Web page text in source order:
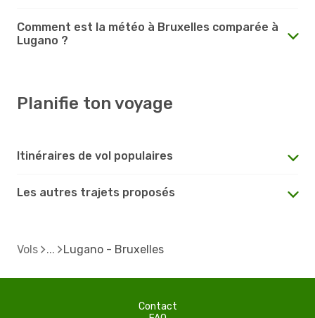
Comment est la météo à Bruxelles comparée à
Lugano ?
Planifie ton voyage
Itinéraires de vol populaires
Les autres trajets proposés
Vols Lugano - Bruxelles
Contact